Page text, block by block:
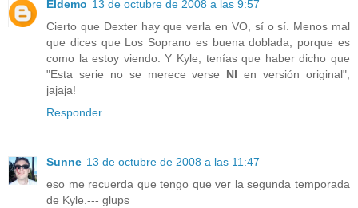
Eldemo 13 de octubre de 2008 a las 9:57
Cierto que Dexter hay que verla en VO, sí o sí. Menos mal
que dices que Los Soprano es buena doblada, porque es
como la estoy viendo. Y Kyle, tenías que haber dicho que
"Esta serie no se merece verse NI en versión original",
jajaja!
Responder
Sunne 13 de octubre de 2008 a las 11:47
eso me recuerda que tengo que ver la segunda temporada
de Kyle.--- glups